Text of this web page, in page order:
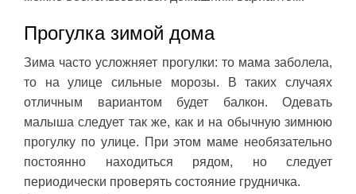
Прогулка зимой дома
Зима часто усложняет прогулки: то мама заболела,
то на улице сильные морозы. В таких случаях
отличным вариантом будет балкон. Одевать
малыша следует так же, как и на обычную зимнюю
прогулку по улице. При этом маме необязательно
постоянно находиться рядом, но следует
периодически проверять состояние грудничка.